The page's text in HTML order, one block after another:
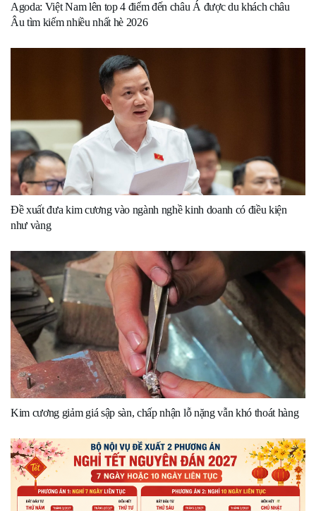
Agoda: Việt Nam lên top 4 điểm đến châu Á được du khách châu
Âu tìm kiếm nhiều nhất hè 2026
Đề xuất đưa kim cương vào ngành nghề kinh doanh có điều kiện
như vàng
Kim cương giảm giá sập sàn, chấp nhận lỗ nặng vẫn khó thoát hàng